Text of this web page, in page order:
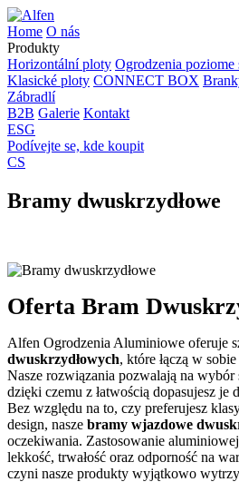
Home O nás
Produkty
Horizontální ploty Ogrodzenia poziome
Klasické ploty CONNECT BOX
Zábradlí
B2B Galerie Kontakt
ESG
Podívejte se, kde koupit
CS
Bramy dwuskrzydłowe
Oferta Bram
Alfen Ogrodzenia Aluminiowe oferuje
dwuskrzydłowych, które łączą w
Nasze rozwiązania pozwalają na
dzięki czemu z łatwością dopasujesz je
Bez względu na to, czy preferujesz
design, nasze bramy wjazdowe
oczekiwania. Zastosowanie
lekkość, trwałość oraz odporność na
czyni nasze produkty wyjątkowo